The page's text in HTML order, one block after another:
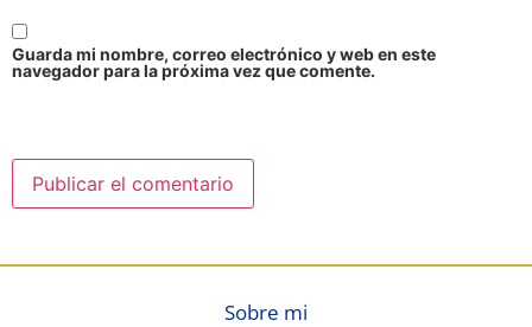
Guarda mi nombre, correo electrónico y web en este
navegador para la próxima vez que comente.
Sobre mi